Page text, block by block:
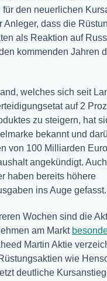
für den neuerlichen
Anleger, dass die
als Reaktion auf
kommenden Jahren
welches sich seit
auf 2
zu steigern, hat
bekannt und
von 100 Milliarden
angekündigt.
haben bereits höhere
ins Auge gefasst.
Wochen sind die
am Markt
Martin Aktie
wie
deutliche